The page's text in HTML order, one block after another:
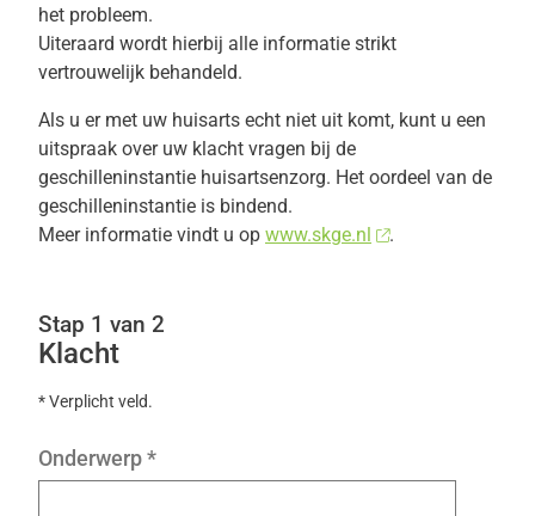
het probleem.
Uiteraard wordt hierbij alle informatie strikt
vertrouwelijk behandeld.
Als u er met uw huisarts echt niet uit komt, kunt u een
uitspraak over uw klacht vragen bij de
geschilleninstantie huisartsenzorg. Het oordeel van de
geschilleninstantie is bindend.
Meer informatie vindt u op www.skge.nl .
Stap 1 van 2
Klacht
* Verplicht veld.
Onderwerp*